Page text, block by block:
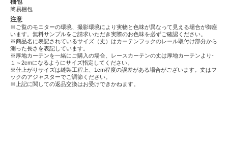
梱包
簡易梱包
注意
※ご覧のモニターの環境、撮影環境により実物と色味が異なって見える場合が御座
います。無料サンプルをご請求いただき実際のお色味を必ずご確認ください。
※商品名に表記されているサイズ（丈）はカーテンフックのレール取付け部分から
測った長さを表記しています。
※厚地カーテンを一緒にご購入の場合、レースカーテンの丈は厚地カーテンより-
１～2cmになるようにサイズ指定してください。
※仕上がりサイズは縫製工程上、1cm程度の誤差がある場合がございます。丈はフ
ックのアジャスターでご調節ください。
※上記に関しての返品交換はお受けできかねます。